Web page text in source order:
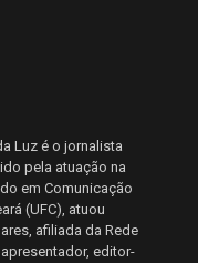
Luz é o jornalista
pela atuação na
em Comunicação
(UFC), atuou
afiliada da Rede
editor-